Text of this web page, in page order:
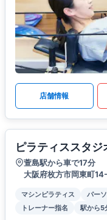
店舗情報
ピラティススタ
萱島駅から車で17分
大阪府枚方市岡東町
マシンピラティス パー
トレーナー指名
駅から5